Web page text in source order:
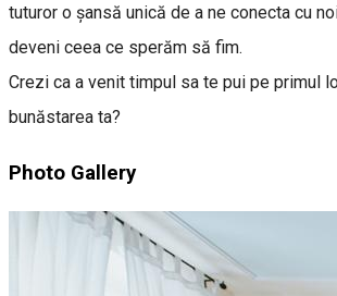
tuturor o șansă unică de a ne conecta cu
deveni ceea ce sperăm să fim.
Crezi ca a venit timpul sa te pui pe primul
bunăstarea ta?
Photo Gallery